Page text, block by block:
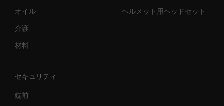
オイル
介護
材料
ヘルメット用ヘッドセット
セキュリティ
錠前